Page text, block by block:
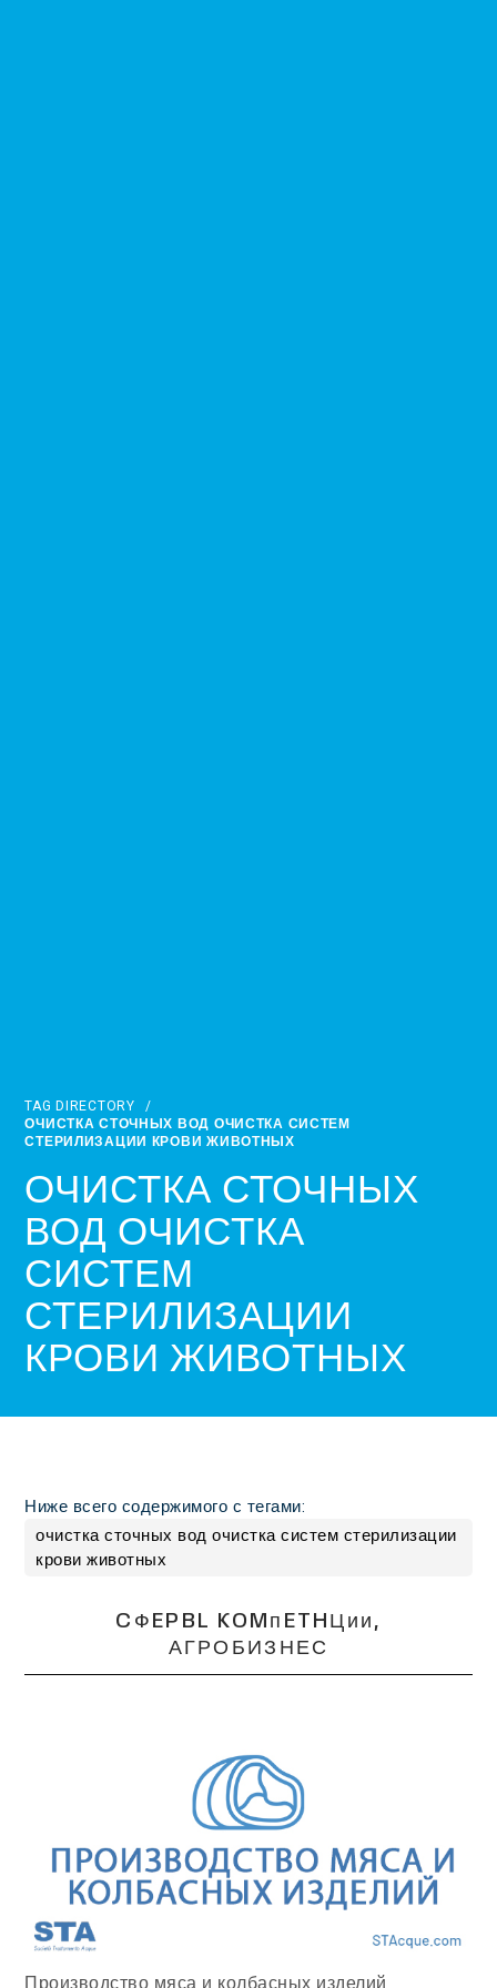
TAG DIRECTORY /
ОЧИСТКА СТОЧНЫХ ВОД ОЧИСТКА СИСТЕМ
СТЕРИЛИЗАЦИИ КРОВИ ЖИВОТНЫХ
ОЧИСТКА СТОЧНЫХ
ВОД ОЧИСТКА
СИСТЕМ
СТЕРИЛИЗАЦИИ
КРОВИ ЖИВОТНЫХ
Ниже всего содержимого с тегами:
очистка сточных вод очистка систем стерилизации
крови животных
CФEPBL KOMᴨETHЦᴎᴎ,
АГРОБИЗНЕС